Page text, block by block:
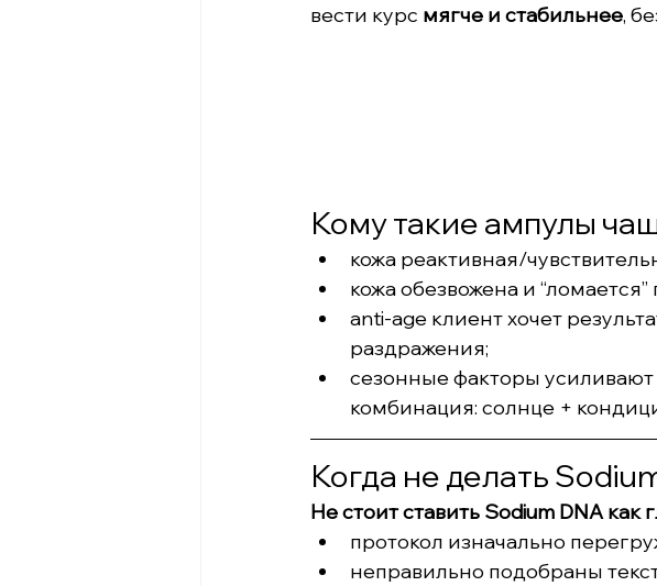
вести курс мягче и стабильнее,
Кому такие ампулы
кожа реактивная/
кожа обезвожена и
anti-age клиент хочет
раздражения;
сезонные факторы усиливают
комбинация: солнце +
Когда не делать
Не стоит ставить Sodium DNA как
протокол изначально
неправильно подобраны